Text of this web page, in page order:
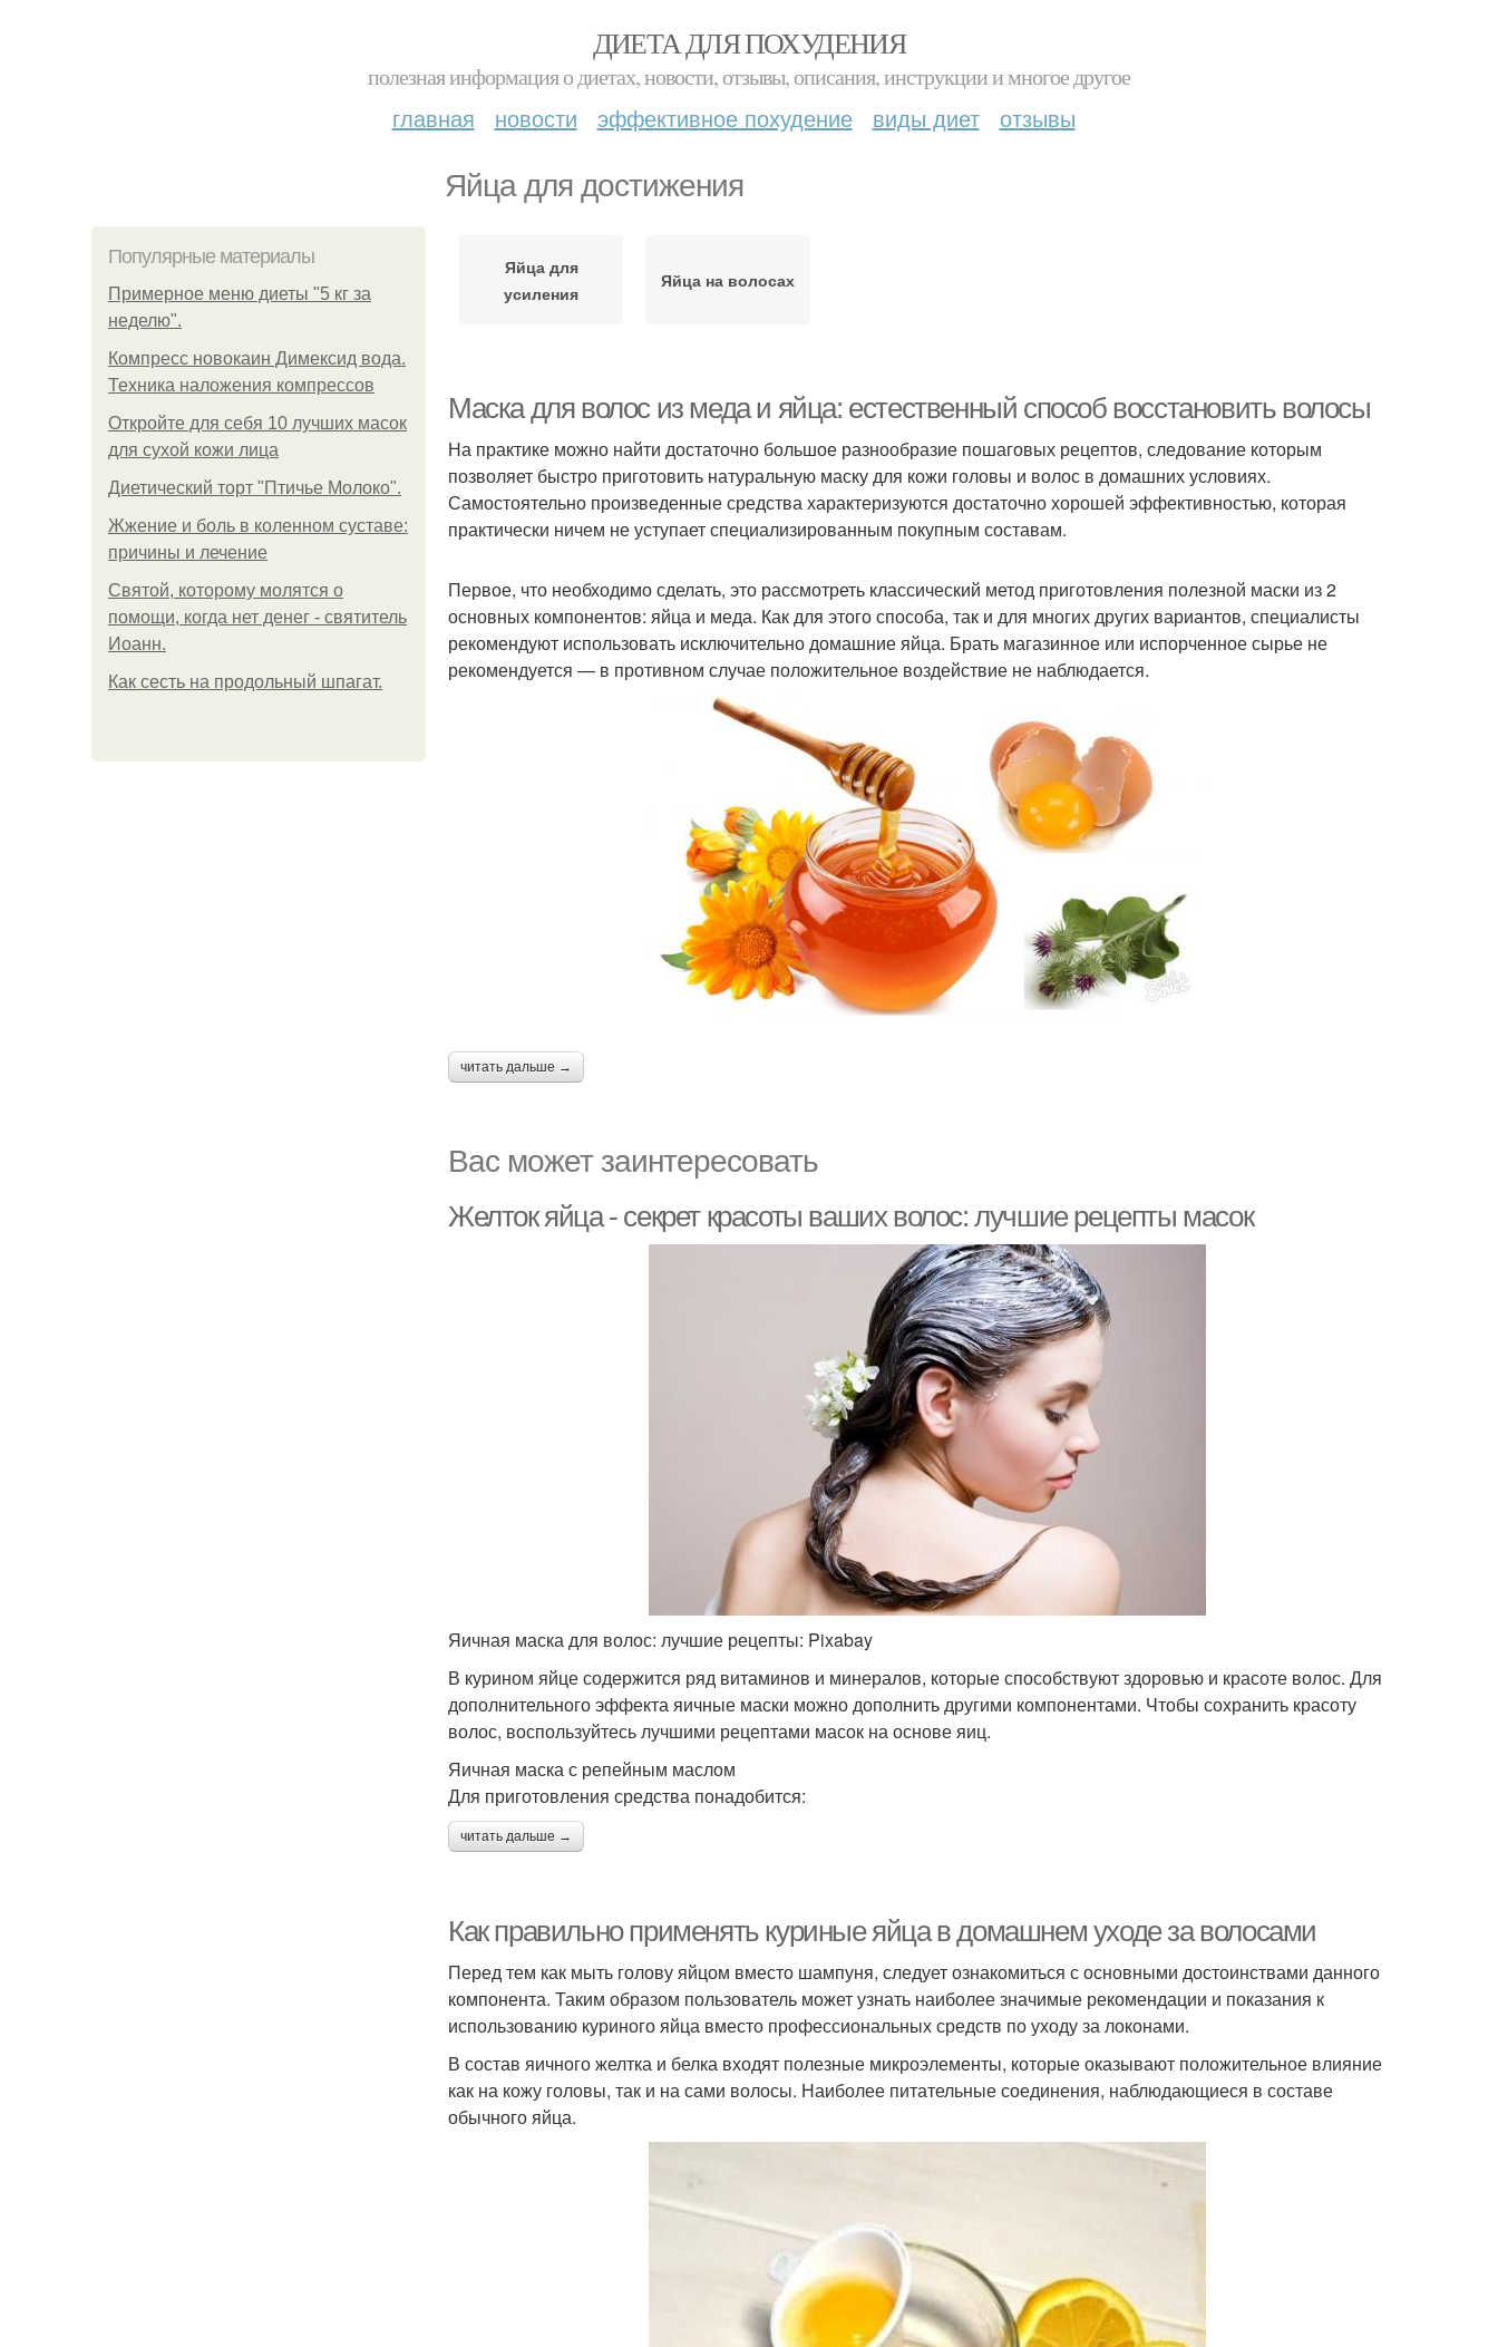
ДИЕТА ДЛЯ ПОХУДЕНИЯ
полезная информация о диетах, новости, отзывы, описания, инструкции и многое другое
главная новости эффективное похудение виды диет отзывы
Яйца для достижения
Популярные материалы
Примерное меню диеты "5 кг за
неделю".
Компресс новокаин Димексид вода.
Техника наложения компрессов
Откройте для себя 10 лучших масок
для сухой кожи лица
Диетический торт "Птичье Молоко".
Жжение и боль в коленном суставе:
причины и лечение
Святой, которому молятся о
помощи, когда нет денег - святитель
Иоанн.
Как сесть на продольный шпагат.
Яйца для
усиления
Яйца на волосах
Маска для волос из меда и яйца: естественный способ восстановить волосы
На практике можно найти достаточно большое разнообразие пошаговых рецептов, следование которым
позволяет быстро приготовить натуральную маску для кожи головы и волос в домашних условиях.
Самостоятельно произведенные средства характеризуются достаточно хорошей эффективностью, которая
практически ничем не уступает специализированным покупным составам.
Первое, что необходимо сделать, это рассмотреть классический метод приготовления полезной маски из 2
основных компонентов: яйца и меда. Как для этого способа, так и для многих других вариантов, специалисты
рекомендуют использовать исключительно домашние яйца. Брать магазинное или испорченное сырье не
рекомендуется — в противном случае положительное воздействие не наблюдается.
читать дальше →
Вас может заинтересовать
Желток яйца - секрет красоты ваших волос: лучшие рецепты масок
Яичная маска для волос: лучшие рецепты: Pixabay
В курином яйце содержится ряд витаминов и минералов, которые способствуют здоровью и красоте волос. Для
дополнительного эффекта яичные маски можно дополнить другими компонентами. Чтобы сохранить красоту
волос, воспользуйтесь лучшими рецептами масок на основе яиц.
Яичная маска с репейным маслом
Для приготовления средства понадобится:
читать дальше →
Как правильно применять куриные яйца в домашнем уходе за волосами
Перед тем как мыть голову яйцом вместо шампуня, следует ознакомиться с основными достоинствами данного
компонента. Таким образом пользователь может узнать наиболее значимые рекомендации и показания к
использованию куриного яйца вместо профессиональных средств по уходу за локонами.
В состав яичного желтка и белка входят полезные микроэлементы, которые оказывают положительное влияние
как на кожу головы, так и на сами волосы. Наиболее питательные соединения, наблюдающиеся в составе
обычного яйца.